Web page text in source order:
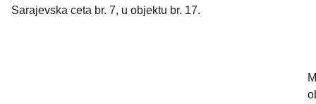
Sarajevska ceta br. 7, u objektu br. 17.